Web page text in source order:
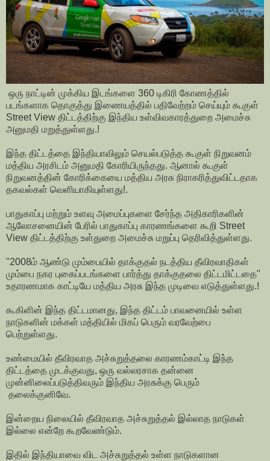
ஒரு நாட்டின் முக்கிய இடங்களை 360 டிகிரி கோணத்தில்
படங்களாக தொகுத்து இணையத்தில் பதிவேற்றம் செய்யும் கூகுள்
Street View திட்டத்திற்கு இந்திய உள்விவகாரத்துறை அமைச்சு
அனுமதி மறுத்துள்ளது.!
இந்த திட்டத்தை இந்தியாவிலும் செயல்படுத்த கூகுள் நிறுவனம்
மத்திய அரசிடம் அனுமதி கோரியிருந்தது. ஆனால் கூகுள்
நிறுவனத்தின் கோரிக்கையை மத்திய அரசு நிராகரித்துவிட்டதாக
தகவல்கள் வெளியாகியுள்ளது!.
பாதுகாப்பு மற்றும் உளவு அமைப்புகளை சேர்ந்த அதிகாரிகளின்
ஆலோசனையின் பேரில் பாதுகாப்பு காரணங்களை கூறி Street
View திட்டத்திற்கு உள்துறை அமைச்சு மறுப்பு தெரிவித்துள்ளது.
"2008ம் ஆண்டு மும்பையில் தாக்குதல் நடத்திய தீவிரவாதிகள்
மும்பை நகர புகைப்படங்களை பார்த்து தாக்குதலை திட்டமிட்டதை"
உதாரணமாக காட்டியே மத்திய அரசு இந்த முடிவை எடுத்துள்ளது.!
கூகிளின் இந்த திட்டமானது, இந்த திட்டம் பாவனையில் உள்ள
நாடுகளின் மக்கள் மத்தியில் மிகப் பெரும் வரவேற்பை
பெற்றுள்ளது.
உண்மையில் தீவிரவாத அச்சுறுத்தலை காரணம்காட்டி இந்த
திட்டத்தை முடக்குவது, ஒரு வல்லரசாக தன்னை
முன்னிலைப்படுத்திவரும் இந்திய அரசுக்கு பெரும்
தலைக்குனிவே.
இன்றைய நிலையில் தீவிரவாத அச்சுறுத்தல் இல்லாத நாடுகள்
இல்லை என்றே கூறவேண்டும்.
இதில் இந்தியாவை விட அச்சுறுத்தல் உள்ள நாடுகளான